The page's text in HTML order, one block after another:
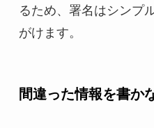
るため、署名はシンプ
がけます。
間違った情報を書か